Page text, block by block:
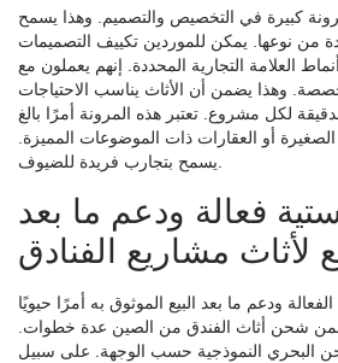
كبيرة في التخصيص والتصميم. وهذا يسمح
من نوعها. يمكن للموردين تكييف التصميمات
العلامة التجارية المحددة. إنهم يعملون مع
وهذا يضمن أن الأثاث يناسب الاحتياجات
لكل مشروع. تعتبر هذه المرونة أمرًا بالغ
الصغيرة أو العقارات ذات الموضوعات المميزة.
فعالة ودعم ما بعد
لأثاث مشاريع الفنادق
ودعم ما بعد البيع الموثوق به أمرًا حيويًا
شحن أثاث الفندق من الصين عدة خطوات.
البحري النموذجية حسب الوجهة. على سبيل